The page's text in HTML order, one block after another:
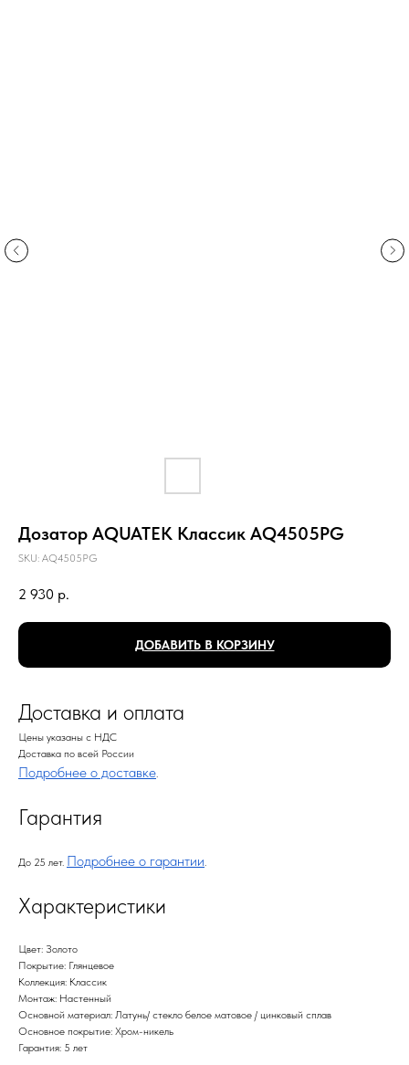
Дозатор AQUATEK Классик AQ4505PG
SKU: AQ4505PG
2 930 р.
ДОБАВИТЬ В КОРЗИНУ
Доставка и оплата
Цены указаны с НДС
Доставка по всей России
Подробнее о доставке.
Гарантия
До 25 лет. Подробнее о гарантии.
Характеристики
Цвет: Золото
Покрытие: Глянцевое
Коллекция: Классик
Монтаж: Настенный
Основной материал: Латунь/ стекло белое матовое / цинковый сплав
Основное покрытие: Хром-никель
Гарантия: 5 лет